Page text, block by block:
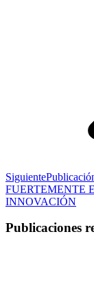
Siguiente
FUERTEMENTE
INNOVACIÓN
Publicaciones